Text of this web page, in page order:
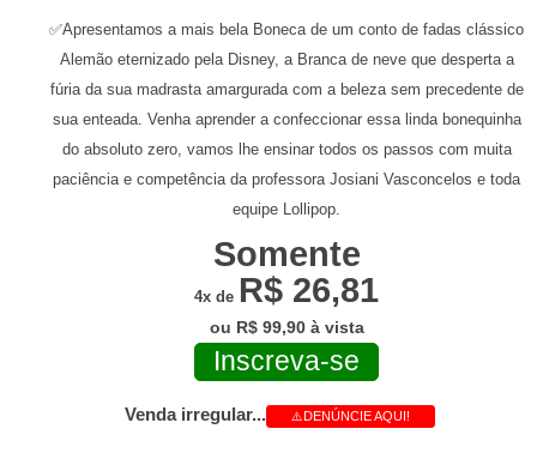
✅Apresentamos a mais bela Boneca de um conto de fadas clássico
Alemão eternizado pela Disney, a Branca de neve que desperta a
fúria da sua madrasta amargurada com a beleza sem precedente de
sua enteada. Venha aprender a confeccionar essa linda bonequinha
do absoluto zero, vamos lhe ensinar todos os passos com muita
paciência e competência da professora Josiani Vasconcelos e toda
equipe Lollipop.
Somente
4x de R$ 26,81
ou R$ 99,90 à vista
Inscreva-se
Venda irregular... ⚠️DENÚNCIE AQUI!